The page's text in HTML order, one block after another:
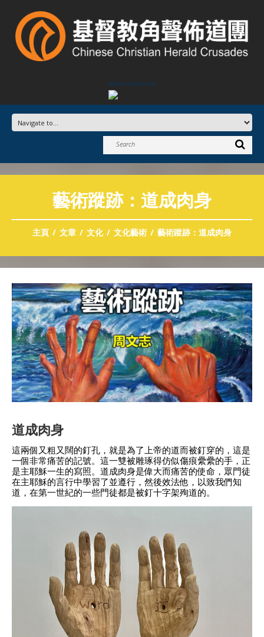
Advertisement
藝術蹤跡：道成肉身
主頁 文章 文化 文化藝術 藝術蹤跡：道成肉身
道成肉身
這兩個又粗又闊的釘孔，就是為了上帝的道而被釘穿的，這是
一個非常痛苦的記號。這一雙被雕琢得仿似傷痕纍纍的手，正
是主耶穌一生的寫照。道成肉身是偉大而痛苦的使命，眾門徒
在主耶穌的言行中學習了並遵行，然後效法他，以致我們知
道，在第一世紀的一些門徒都是被釘十字架殉道的。